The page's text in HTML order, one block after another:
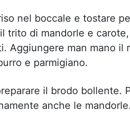
nel boccale e tostare
trito di mandorle e
Aggiungere man mano il
e parmigiano.
il brodo bollente.
anche le